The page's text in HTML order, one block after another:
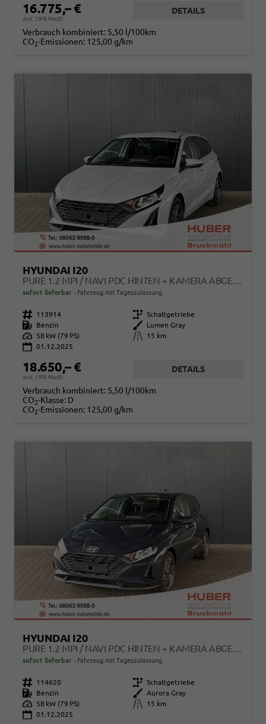
16.775,– €
incl. 19% MwSt.
DETAILS
Verbrauch kombiniert: 5,50 l/100km
CO2-Emissionen: 125,00 g/km
HYUNDAI I20
PURE 1.2 MPI / NAVI PDC HINTEN + KAMERA ABGEDUNKELTE SCHEIBEN TEMPOMAT ALU 16"
sofort lieferbar Fahrzeug mit Tageszulassung
Fahrzeugnr. 113914 Getriebe Schaltgetriebe
Kraftstoff
Benzin Außenfarbe
Lumen Gray
Leistung
58 kW (79 PS) Kilometerstand
15 km
01.12.2025
18.650,– €
incl. 19% MwSt.
DETAILS
Verbrauch kombiniert: 5,50 l/100km
CO2-Klasse: D
CO2-Emissionen: 125,00 g/km
HYUNDAI I20
PURE 1.2 MPI / NAVI PDC HINTEN + KAMERA ABGEDUNKELTE SCHEIBEN TEMPOMAT ALU 16"
sofort lieferbar Fahrzeug mit Tageszulassung
Fahrzeugnr. 114620 Getriebe Schaltgetriebe
Kraftstoff
Benzin Außenfarbe
Aurora Gray
Leistung
58 kW (79 PS) Kilometerstand
15 km
01.12.2025